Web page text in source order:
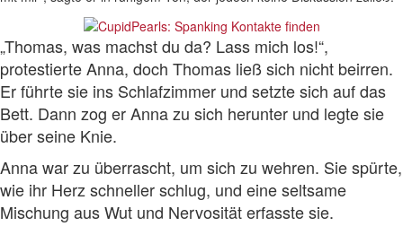
„Thomas, was machst du da? Lass mich los!“,
protestierte Anna, doch Thomas ließ sich nicht beirren.
Er führte sie ins Schlafzimmer und setzte sich auf das
Bett. Dann zog er Anna zu sich herunter und legte sie
über seine Knie.
Anna war zu überrascht, um sich zu wehren. Sie spürte,
wie ihr Herz schneller schlug, und eine seltsame
Mischung aus Wut und Nervosität erfasste sie.